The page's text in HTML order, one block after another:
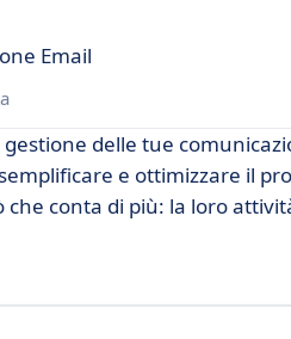
Email
delle tue
e ottimizzare il
conta di più: la loro